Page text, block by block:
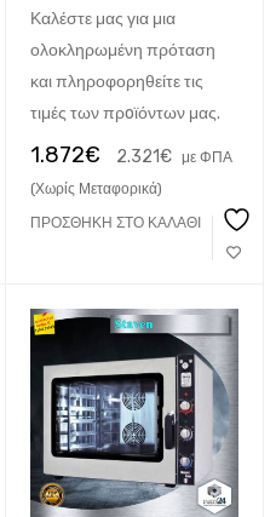
Καλέστε μας για μια
ολοκληρωμένη πρόταση
και πληροφορηθείτε τις
τιμές των πρoϊόντων μας.
1.872€ 2.321€
με ΦΠΑ
(Χωρίς Μεταφορικά)
ΠΡΟΣΘΉΚΗ ΣΤΟ ΚΑΛΆΘΙ